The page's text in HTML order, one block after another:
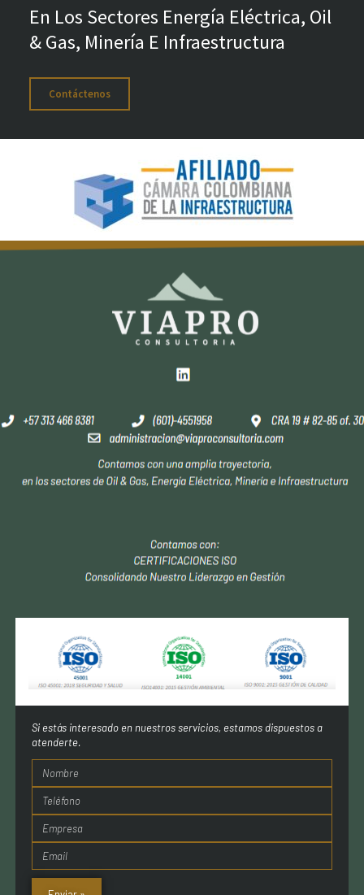
En Los Sectores Energía Eléctrica, Oil
& Gas, Minería E Infraestructura
Contáctenos
Si estás interesado en nuestros servicios, estamos dispuestos a
atenderte.